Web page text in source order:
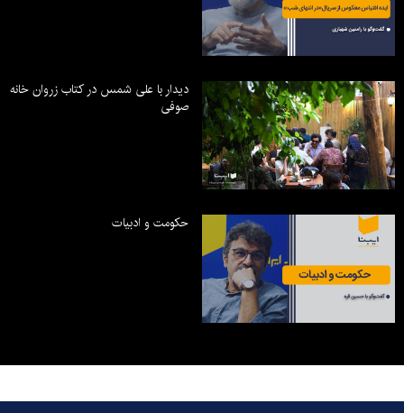
دیدار با علی شمس در کتاب زروان خانه
صوفی
حکومت و ادبیات